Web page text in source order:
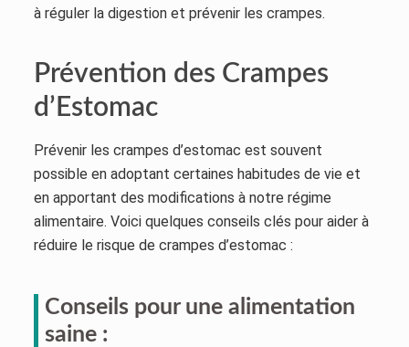
à réguler la digestion et prévenir les crampes.
Prévention des Crampes
d’Estomac
Prévenir les crampes d’estomac est souvent
possible en adoptant certaines habitudes de vie et
en apportant des modifications à notre régime
alimentaire. Voici quelques conseils clés pour aider à
réduire le risque de crampes d’estomac :
Conseils pour une alimentation
saine :